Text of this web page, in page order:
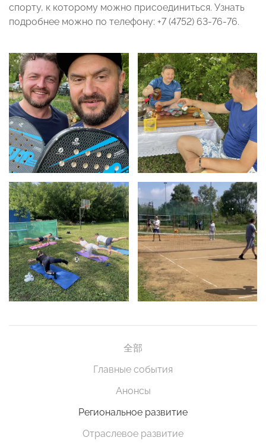
спорту, к которому можно присоединиться. Узнать
подробнее можно по телефону: +7 (4752) 63-76-76.
全部
Главные события
Анонсы
Региональное развитие
Отраслевое развитие